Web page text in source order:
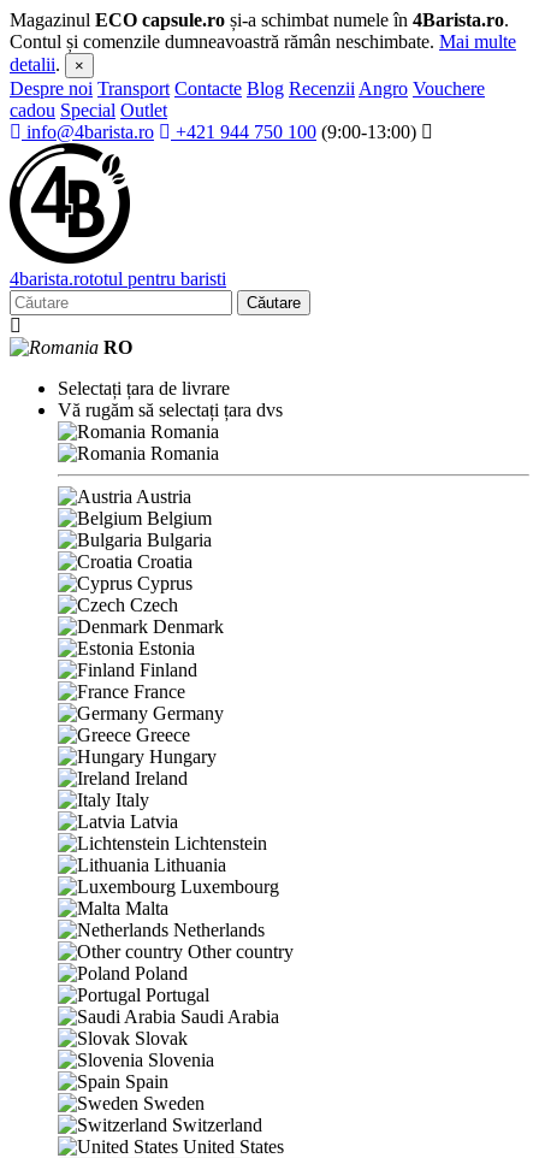
Magazinul ECO capsule.ro și-a schimbat numele în 4Barista.ro.
Contul și comenzile dumneavoastră rămân neschimbate. Mai multe
detalii. ×
Despre noi Transport Contacte Blog Recenzii Angro Vouchere
cadou Special Outlet
info@4barista.ro
+421 944 750 100 (9:00-13:00)
4barista.rototul pentru baristi
Căutare
RO
Selectați țara de livrare
Vă rugăm să selectați țara dvs
Romania
Romania
Austria
Belgium
Bulgaria
Croatia
Cyprus
Czech
Denmark
Estonia
Finland
France
Germany
Greece
Hungary
Ireland
Italy
Latvia
Lichtenstein
Lithuania
Luxembourg
Malta
Netherlands
Other country
Poland
Portugal
Saudi Arabia
Slovak
Slovenia
Spain
Sweden
Switzerland
United States